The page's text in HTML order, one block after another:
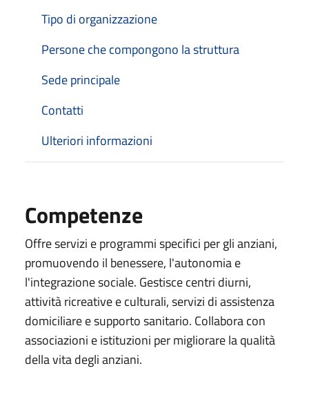
Tipo di organizzazione
Persone che compongono la struttura
Sede principale
Contatti
Ulteriori informazioni
Competenze
Offre servizi e programmi specifici per gli anziani,
promuovendo il benessere, l'autonomia e
l'integrazione sociale. Gestisce centri diurni,
attività ricreative e culturali, servizi di assistenza
domiciliare e supporto sanitario. Collabora con
associazioni e istituzioni per migliorare la qualità
della vita degli anziani.